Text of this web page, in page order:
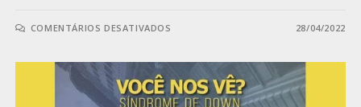
COMENTÁRIOS DESATIVADOS 28/04/2022